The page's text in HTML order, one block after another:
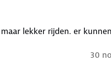
lekker rijden. er
30